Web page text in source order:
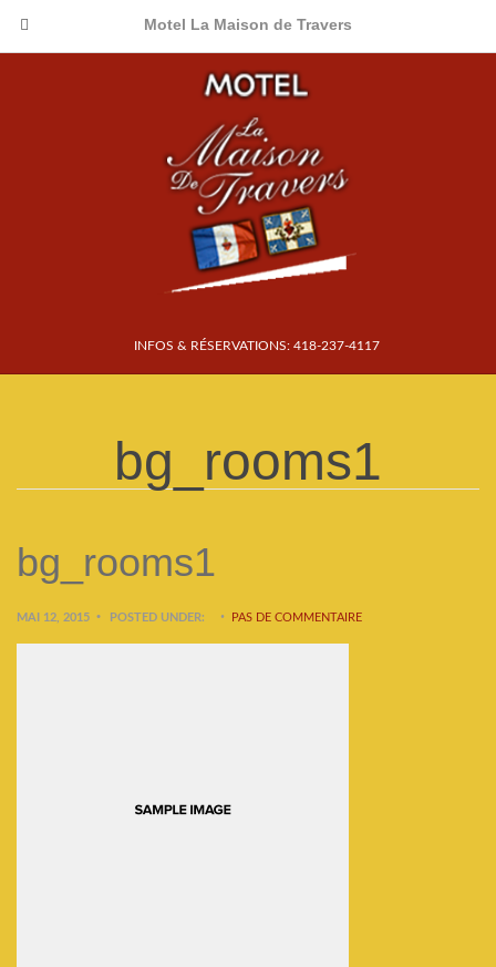
Motel La Maison de Travers
INFOS & RÉSERVATIONS: 418-237-4117
bg_rooms1
bg_rooms1
MAI 12, 2015 POSTED UNDER: PAS DE COMMENTAIRE